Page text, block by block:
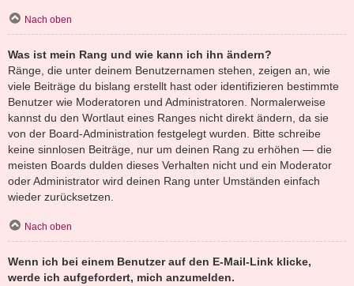
Nach oben
Was ist mein Rang und wie kann ich ihn ändern?
Ränge, die unter deinem Benutzernamen stehen, zeigen an, wie
viele Beiträge du bislang erstellt hast oder identifizieren bestimmte
Benutzer wie Moderatoren und Administratoren. Normalerweise
kannst du den Wortlaut eines Ranges nicht direkt ändern, da sie
von der Board-Administration festgelegt wurden. Bitte schreibe
keine sinnlosen Beiträge, nur um deinen Rang zu erhöhen — die
meisten Boards dulden dieses Verhalten nicht und ein Moderator
oder Administrator wird deinen Rang unter Umständen einfach
wieder zurücksetzen.
Nach oben
Wenn ich bei einem Benutzer auf den E-Mail-Link klicke,
werde ich aufgefordert, mich anzumelden.